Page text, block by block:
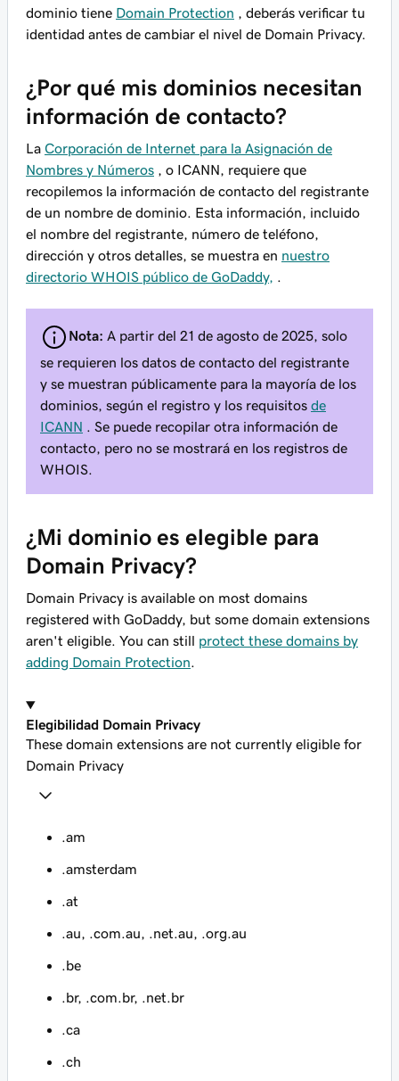
dominio tiene Domain Protection , deberás verificar tu
identidad antes de cambiar el nivel de Domain Privacy.
¿Por qué mis dominios necesitan
información de contacto?
La Corporación de Internet para la Asignación de
Nombres y Números , o ICANN, requiere que
recopilemos la información de contacto del registrante
de un nombre de dominio. Esta información, incluido
el nombre del registrante, número de teléfono,
dirección y otros detalles, se muestra en nuestro
directorio WHOIS público de GoDaddy,
Nota: A partir del 21 de agosto de 2025, solo
se requieren los datos de contacto del registrante
y se muestran públicamente para la mayoría de los
dominios, según el registro y los requisitos de
ICANN . Se puede recopilar otra información de
contacto, pero no se mostrará en los registros de
WHOIS.
¿Mi dominio es elegible para
Domain Privacy?
Domain Privacy is available on most domains
registered with GoDaddy, but some domain extensions
aren't eligible. You can still protect these domains by
adding Domain Protection
Elegibilidad Domain Privacy
These domain extensions are not currently eligible for
Domain Privacy
.am
.amsterdam
.at
.au, .com.au, .net.au, .org.au
.be
.br, .com.br, .net.br
.ca
.ch